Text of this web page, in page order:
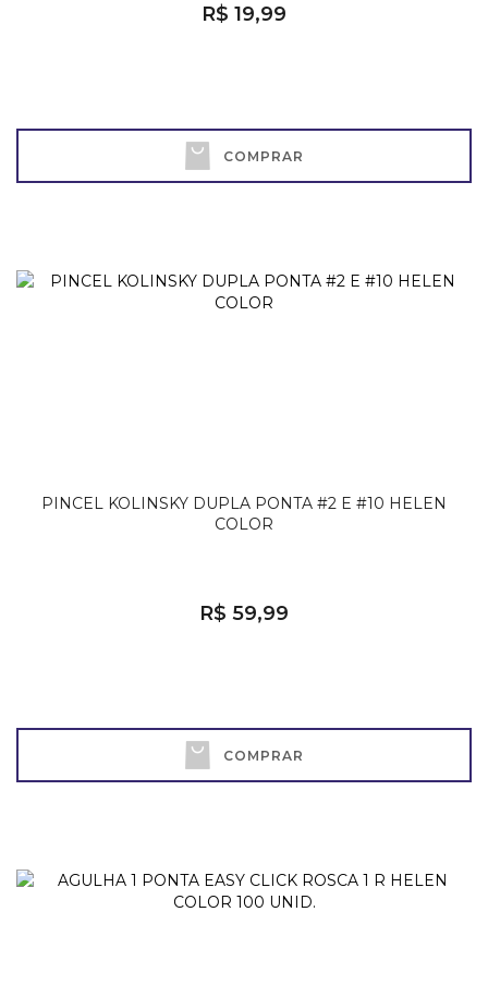
R$ 19,99
COMPRAR
PINCEL KOLINSKY DUPLA PONTA #2 E #10 HELEN
COLOR
R$ 59,99
COMPRAR